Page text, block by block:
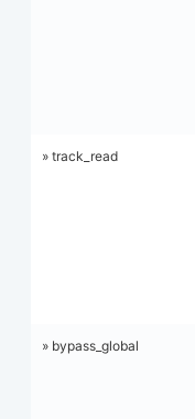
» track_read
» bypass_global